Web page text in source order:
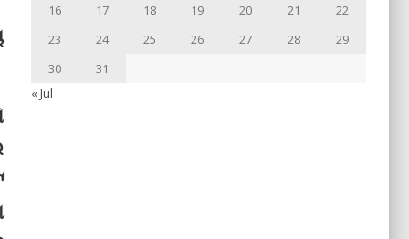
16
17 18 19 20 21
22
23
24 25 26 27 28
29
30
31
« Jul